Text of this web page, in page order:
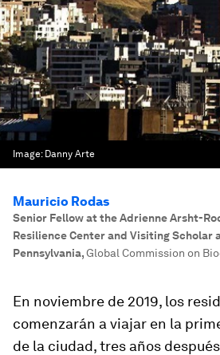
Image: Danny Arte
Mauricio Rodas
Senior Fellow at the Adrienne Arsht-
Resilience Center and Visiting Scholar
Pennsylvania,Global Commission on
En noviembre de 2019, los
comenzarán a viajar en la
de la ciudad, tres años